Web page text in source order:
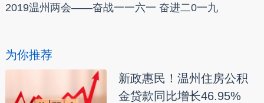
2019温州两会——奋战一一六一 奋进二0一九
为你推荐
新政惠民！温州住房公积
金贷款同比增长46.95%